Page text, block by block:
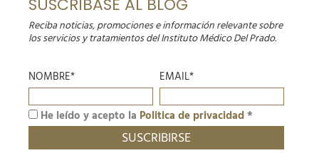
SUSCRÍBASE AL BLOG
Reciba noticias, promociones e información relevante sobre
los servicios y tratamientos del Instituto Médico Del Prado.
NOMBRE* EMAIL*
He leído y acepto la Politica de privacidad*